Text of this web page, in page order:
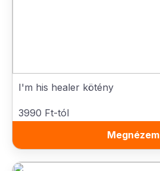
I'm his healer kötény
3990 Ft-tól
Megnézem